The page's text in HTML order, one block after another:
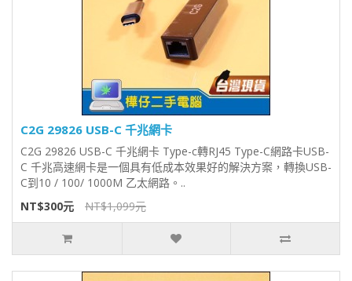
C2G 29826 USB-C 千兆網卡
C2G 29826 USB-C 千兆網卡 Type-c轉RJ45 Type-C網路卡USB-
C 千兆高速網卡是一個具有低成本效果好的解決方案，轉換USB-
C到10 / 100/ 1000M 乙太網路。..
NT$300元
NT$1,099元